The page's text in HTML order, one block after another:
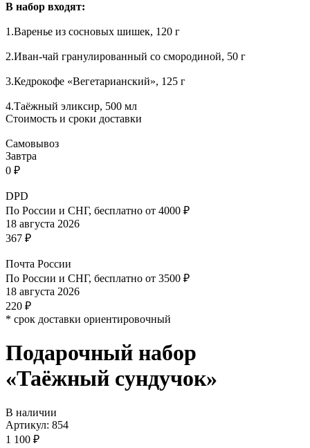
В набор входят:
1.Варенье из сосновых шишек, 120 г
2.Иван-чай гранулированный со смородиной, 50 г
3.Кедрокофе «Вегетарианский», 125 г
4.Таёжный эликсир, 500 мл
Стоимость и сроки доставки
Самовывоз
Завтра
0 ₽
DPD
По России и СНГ, бесплатно от 4000 ₽
18 августа 2026
367 ₽
Почта России
По России и СНГ, бесплатно от 3500 ₽
18 августа 2026
220 ₽
* срок доставки ориентировочный
Подарочный набор
«Таёжный сундучок»
В наличии
Артикул: 854
1 100 ₽